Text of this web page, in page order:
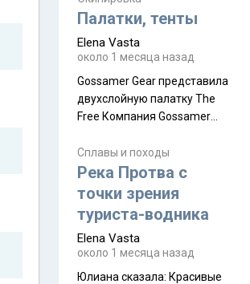
Палатки, тенты
Elena Vasta
около 1 месяца назад
Gossamer Gear представила
двухслойную палатку The
Free Компания Gossamer
туристическую палатку The
Free, которая стала первой
ультралегкой моделью в
ассортименте
производителя. Новинка
получила двухслойную
конструкцию с отдельным
Сплавы и походы
Река Протва с
точки зрения
туриста-водника
Elena Vasta
около 1 месяца назад
Юлиана сказалa: Красивые